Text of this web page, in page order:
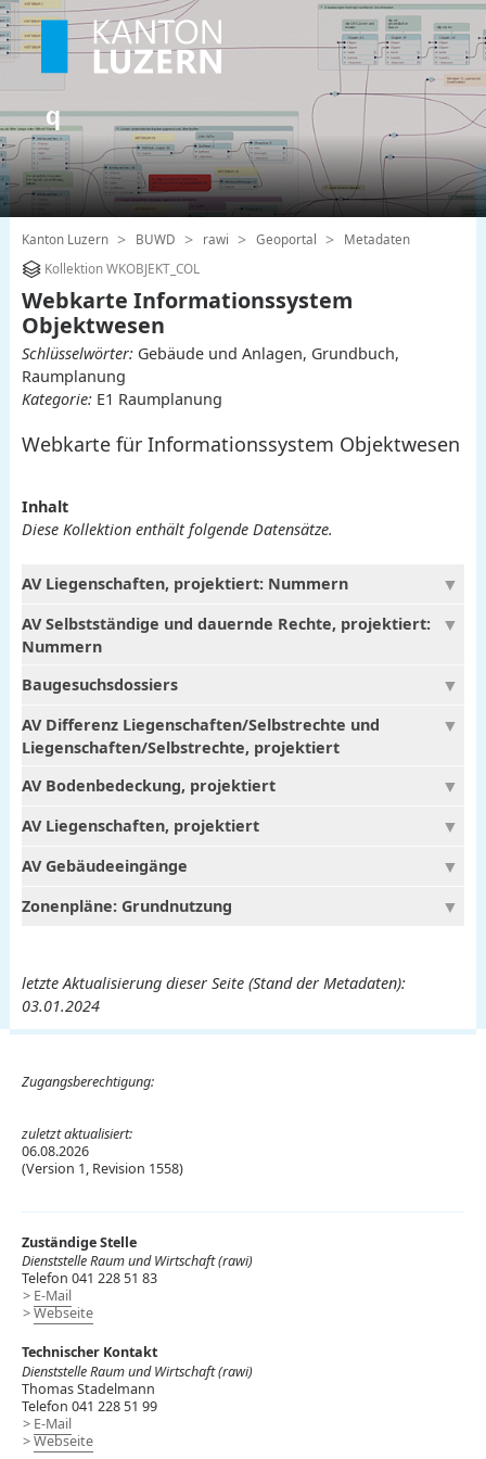
Kanton Luzern BUWD rawi Geoportal
Metadaten
Kollektion WKOBJEKT_COL
Webkarte Informationssystem
Objektwesen
Schlüsselwörter:Gebäude und Anlagen, Grundbuch,
Raumplanung
Kategorie:E1 Raumplanung
Webkarte für Informationssystem Objektwesen
Inhalt
Diese Kollektion enthält folgende Datensätze.
AV Liegenschaften, projektiert: Nummern
AV Selbstständige und dauernde Rechte, projektiert:
Nummern
Baugesuchsdossiers
AV Differenz Liegenschaften/Selbstrechte und
Liegenschaften/Selbstrechte, projektiert
AV Bodenbedeckung, projektiert
AV Liegenschaften, projektiert
AV Gebäudeeingänge
Zonenpläne: Grundnutzung
letzte Aktualisierung dieser Seite (Stand der Metadaten):
03.01.2024
Zugangsberechtigung:
zuletzt aktualisiert:
06.08.2026
(Version 1, Revision 1558)
Zuständige Stelle
Dienststelle Raum und Wirtschaft (rawi)
Telefon 041 228 51 83
E-Mail
Webseite
Technischer Kontakt
Dienststelle Raum und Wirtschaft (rawi)
Thomas Stadelmann
Telefon 041 228 51 99
E-Mail
Webseite